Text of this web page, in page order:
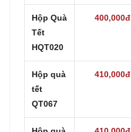
Hộp Quà
Tết
HQT020
400,000đ
Hộp quà
tết
QT067
410,000đ